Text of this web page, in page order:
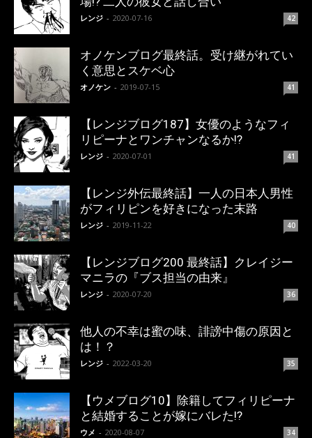
レンジ - 2020-07-16 42
オノケンブログ最終話。受け継がれてい
く意思とスケベ心
オノケン - 2019-07-15 41
【レンジブログ187】女優のようなフィ
リピーナとワンチャンなるか!?
レンジ - 2020-07-01 41
【レンジ外伝最終話】一人の日本人男性
がフィリピンを好きになった末路
レンジ - 2019-11-22 40
【レンジブログ200 最終話】クレイジー
マニラの『ブス担当の由来』
レンジ - 2020-07-20 36
他人の不幸は蜜の味、誹謗中傷の原因と
は！？
レンジ - 2022-03-20 35
【ウメブログ10】除籍してフィリピーナ
と結婚することが嫁にバレた!?
ウメ - 2020-08-07 34